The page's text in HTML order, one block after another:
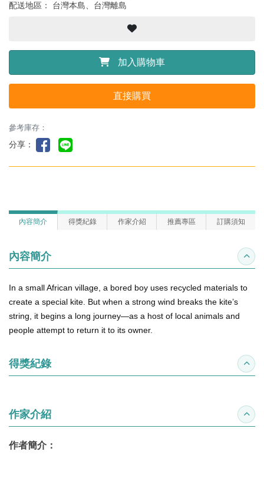
配送地區： 台灣本島、台灣離島
加入購物車
直接購買
參考庫存：
分享：
內容簡介 得獎紀錄 作家介紹 推薦專區 訂購須知
內容簡介 收合
In a small African village, a bored boy uses recycled materials to
create a special kite. But when a strong wind breaks the kite’s
string, it begins a long journey―as a host of local animals and
people attempt to return it to its owner.
得獎紀錄 收合
作家介紹 收合
作者簡介：